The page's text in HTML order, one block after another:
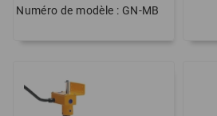
Numéro de modèle : GN-MB